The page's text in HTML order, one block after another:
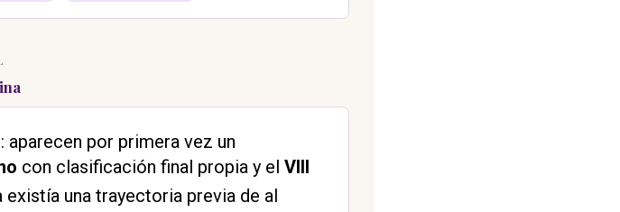
por primera vez un
con clasificación final propia y el VIII
existía una trayectoria previa de al